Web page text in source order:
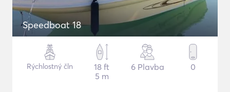
Speedboat 18
Rýchlostný čln
18 ft
5 m
6 Plavba 0